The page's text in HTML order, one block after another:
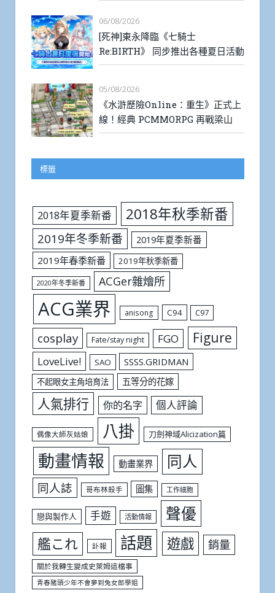
06/08/2026
[死神]東永降臨《七騎士
Re:BIRTH》 同步推出各種夏日活動
05/08/2026
《水滸歷險Online：重生》正式上
線！經典 PCMMORPG 再戰梁山
標籤
2018年夏季新番 2018年秋季新番
2019年冬季新番
2019年夏季新番
2019年春季新番
2019年秋季新番
2020年冬季新番 ACGer雜燴所
ACG業界 anisong C94 C97
cosplay Fate/stay night FGO Figure
LoveLive! SAO SSSS.GRIDMAN
不起眼女主角培育法 五等分的花嫁
人氣排行 你的名字 個人評論
偶像大師灰姑娘 八掛 刀劍神域Alicization篇
動畫情報 動畫業界 同人
同人誌 哥布林殺手 圖集 工作細胞
戀與製作人 手遊 活動情報 聲優
艦これ 訃報 話題 遊戲 銷量
關於我轉生變成史萊姆這檔事
青春豬頭少年不會夢到兔女郎學姐